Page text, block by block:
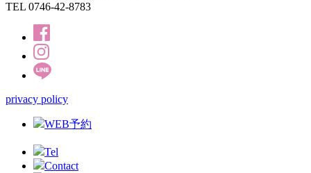
TEL 0746-42-8783
privacy policy
WEB予約
Tel
Contact